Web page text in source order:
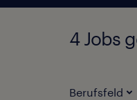
4 Jobs
Berufsfeld